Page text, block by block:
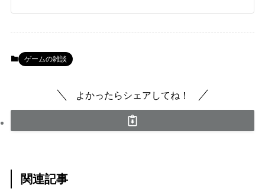
ゲームの雑談
よかったらシェアしてね！
関連記事